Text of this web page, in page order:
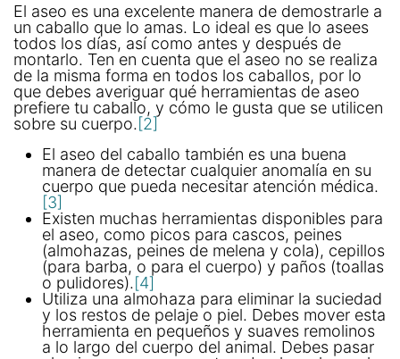
El aseo es una excelente manera de demostrarle a
un caballo que lo amas. Lo ideal es que lo asees
todos los días, así como antes y después de
montarlo. Ten en cuenta que el aseo no se realiza
de la misma forma en todos los caballos, por lo
que debes averiguar qué herramientas de aseo
prefiere tu caballo, y cómo le gusta que se utilicen
sobre su cuerpo. [2]
El aseo del caballo también es una buena
manera de detectar cualquier anomalía en su
cuerpo que pueda necesitar atención médica.
[3]
Existen muchas herramientas disponibles para
el aseo, como picos para cascos, peines
(almohazas, peines de melena y cola), cepillos
(para barba, o para el cuerpo) y paños (toallas
o pulidores).[4]
Utiliza una almohaza para eliminar la suciedad
y los restos de pelaje o piel. Debes mover esta
herramienta en pequeños y suaves remolinos
a lo largo del cuerpo del animal. Debes pasar